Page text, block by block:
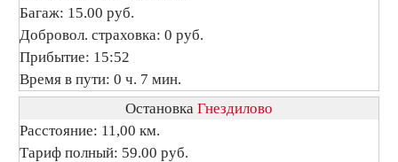
Багаж: 15.00 руб.
Добровол. страховка: 0 руб.
Прибытие: 15:52
Время в пути: 0 ч. 7 мин.
Остановка Гнездилово
Расстояние: 11,00 км.
Тариф полный: 59.00 руб.